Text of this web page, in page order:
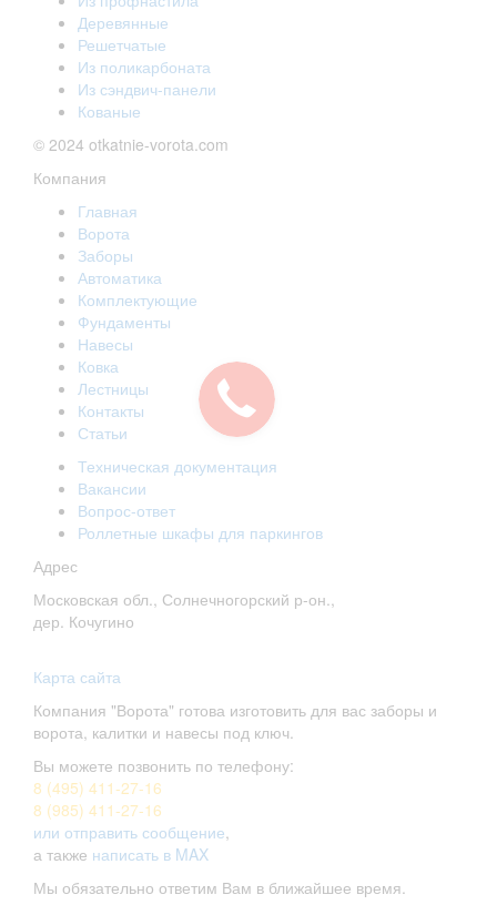
Деревянные
Решетчатые
Из поликарбоната
Из сэндвич-панели
Кованые
© 2024 otkatnie-vorota.com
Компания
Главная
Ворота
Заборы
Автоматика
Комплектующие
Фундаменты
Навесы
Ковка
Лестницы
Контакты
Статьи
Техническая документация
Вакансии
Вопрос-ответ
Роллетные шкафы для паркингов
Адрес
Московская обл., Солнечногорский р-он.,
дер. Кочугино
Карта сайта
Компания "Ворота" готова изготовить для вас заборы и
ворота, калитки и навесы под ключ.
Вы можете позвонить по телефону:
8 (495) 411-27-16
8 (985) 411-27-16
или отправить сообщение,
а также написать в MAX
Мы обязательно ответим Вам в ближайшее время.